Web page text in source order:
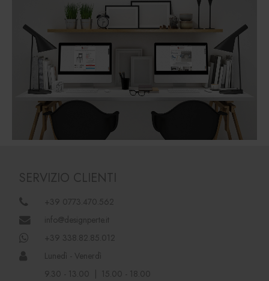
SERVIZIO CLIENTI
+39 0773.470.562
info@designperte.it
+39 338.82.85.012
Lunedì - Venerdì
9.30 - 13.00 | 15.00 - 18.00